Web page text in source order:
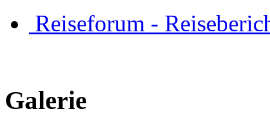
Reiseforum -
Galerie